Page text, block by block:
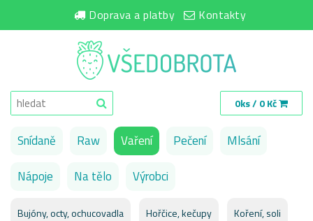
Doprava a platby Kontakty
0ks / 0 Kč
Snídaně Raw Vaření Pečení
Mlsání
Nápoje
Na tělo Výrobci
Bujóny, octy, ochucovadla Hořčice, kečupy Koření, soli